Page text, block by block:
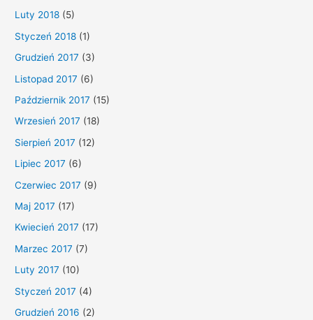
Luty 2018 (5)
Styczeń 2018 (1)
Grudzień 2017 (3)
Listopad 2017 (6)
Październik 2017 (15)
Wrzesień 2017 (18)
Sierpień 2017 (12)
Lipiec 2017 (6)
Czerwiec 2017 (9)
Maj 2017 (17)
Kwiecień 2017 (17)
Marzec 2017 (7)
Luty 2017 (10)
Styczeń 2017 (4)
Grudzień 2016 (2)